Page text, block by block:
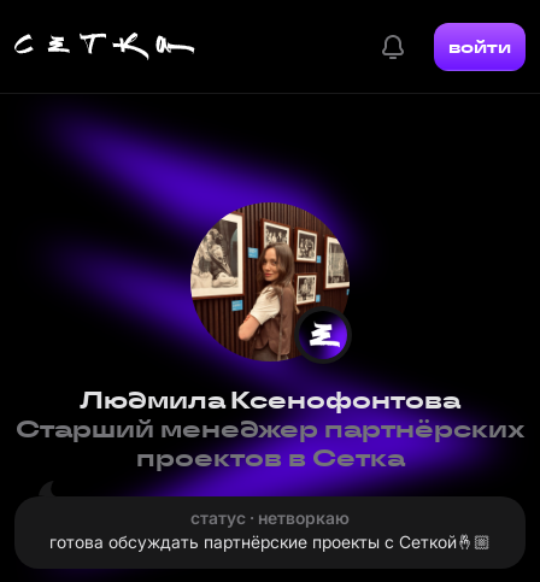
войти
Людмила Ксенофонтова
Старший менеджер партнёрских
проектов в Сетка
статус · нетворкаю
готова обсуждать партнёрские проекты с Сеткой🤞🏼